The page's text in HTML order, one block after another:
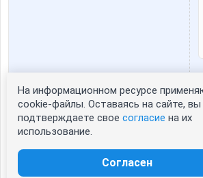
Статистика портрета:
сейчас просматривают портрет - 0
зарегистрированные пользователи
На информационном ресурсе
cookie-файлы. Оставаясь на сайте, вы
подтверждаете свое согласие на их
использование.
Согласен